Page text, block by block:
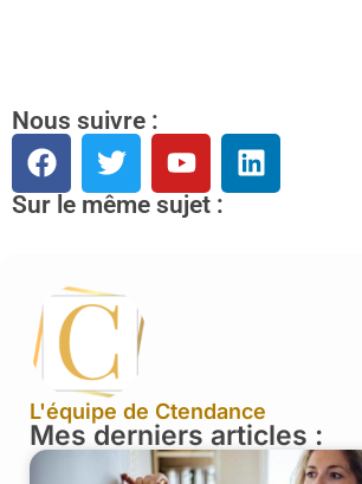
Nous suivre :
Sur le même sujet :
L'équipe de Ctendance
Mes derniers articles :